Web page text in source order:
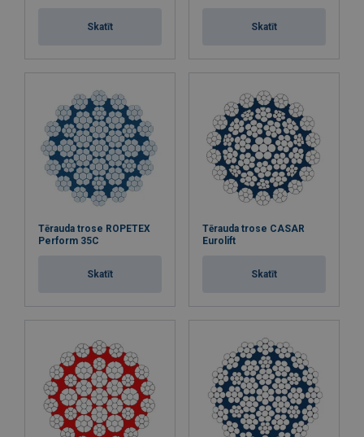
Skatīt Skatīt
Tērauda trose ROPETEX
Perform 35C
Skatīt
Tērauda trose CASAR
Eurolift
Skatīt